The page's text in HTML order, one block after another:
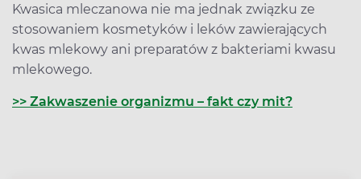
Kwasica mleczanowa nie ma jednak związku ze
stosowaniem kosmetyków i leków zawierających
kwas mlekowy ani preparatów z bakteriami kwasu
mlekowego.
>> Zakwaszenie organizmu – fakt czy mit?